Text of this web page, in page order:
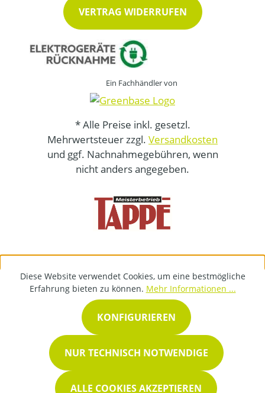
VERTRAG WIDERRUFEN
Ein Fachhändler von
* Alle Preise inkl. gesetzl.
Mehrwertsteuer zzgl. Versandkosten
und ggf. Nachnahmegebühren, wenn
nicht anders angegeben.
Diese Website verwendet Cookies, um eine bestmögliche
Erfahrung bieten zu können. Mehr Informationen ...
NUR TECHNISCH NOTWENDIGE
KONFIGURIEREN
ALLE COOKIES AKZEPTIEREN